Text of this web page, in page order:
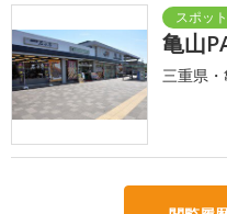
亀山
三重県